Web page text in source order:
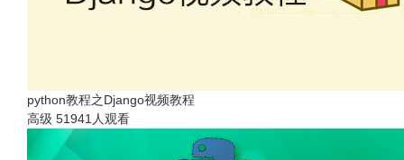
python教程之Django视频教程
高级 51941人观看